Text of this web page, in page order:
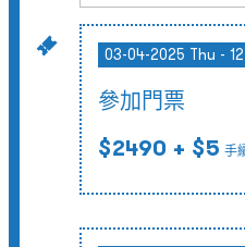
03-04-2025 Thu -
參加門票
$2490 + $5 手